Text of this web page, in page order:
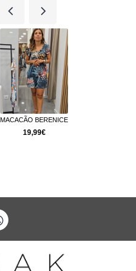
MACACÃO BERENICE
19,99€